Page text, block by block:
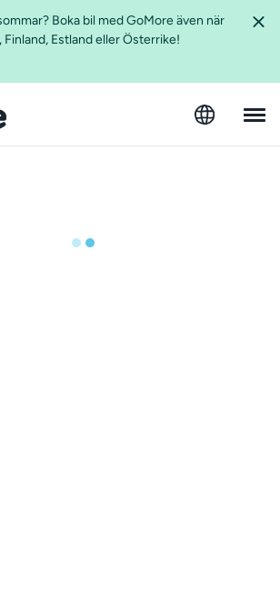
Boka bil med GoMore även när
Estland eller Österrike!